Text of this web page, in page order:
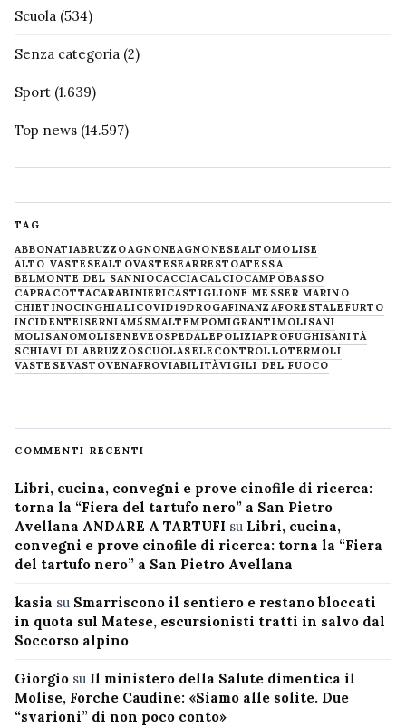
Scuola (534)
Senza categoria (2)
Sport (1.639)
Top news (14.597)
TAG
ABBONATIABRUZZOAGNONEAGNONESEALTOMOLISE
ALTO VASTESEALTOVASTESEARRESTOATESSA
BELMONTE DEL SANNIOCACCIACALCIOCAMPOBASSO
CAPRACOTTACARABINIERICASTIGLIONE MESSER MARINO
CHIETINOCINGHIALICOVID19DROGAFINANZAFORESTALE FURTO
INCIDENTEISERNIAM5SMALTEMPOMIGRANTIMOLISANI
MOLISANOMOLISENEVE OSPEDALEPOLIZIAPROFUGHISANITÀ
SCHIAVI DI ABRUZZOSCUOLASELECONTROLLOTERMOLI
VASTESEVASTOVENAFROVIABILITÀVIGILI DEL FUOCO
COMMENTI RECENTI
Libri, cucina, convegni e prove cinofile di ricerca:
torna la “Fiera del tartufo nero” a San Pietro
Avellana ANDARE A TARTUFI su Libri, cucina,
convegni e prove cinofile di ricerca: torna la “Fiera
del tartufo nero” a San Pietro Avellana
kasia su Smarriscono il sentiero e restano bloccati
in quota sul Matese, escursionisti tratti in salvo dal
Soccorso alpino
Giorgio su Il ministero della Salute dimentica il
Molise, Forche Caudine: «Siamo alle solite. Due
“svarioni” di non poco conto»